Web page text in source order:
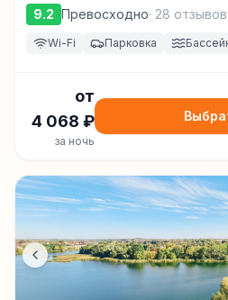
9.2 Превосходно· 28 отзывов
Wi-Fi Парковка
от
4 068 ₽
за ночь